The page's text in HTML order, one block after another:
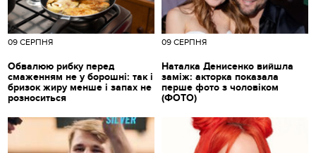
09 СЕРПНЯ
Обвалюю рибку перед
смаженням не у борошні: так і
бризок жиру менше і запах не
розноситься
09 СЕРПНЯ
Наталка Денисенко вийшла
заміж: акторка показала
перше фото з чоловіком
(ФОТО)